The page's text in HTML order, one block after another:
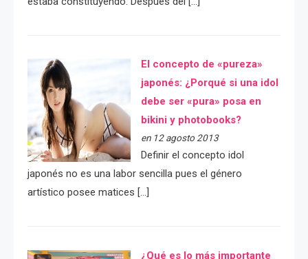
El concepto de «pureza»
japonés: ¿Porqué si una idol
debe ser «pura» posa en
bikini y photobooks?
en 12 agosto 2013
Definir el concepto idol
japonés no es una labor sencilla pues el género
artístico posee matices […]
¿Qué es lo más importante